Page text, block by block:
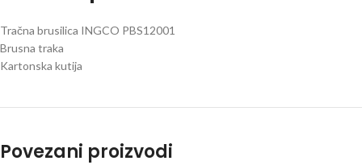
Tračna brusilica INGCO PBS12001
Brusna traka
Kartonska kutija
Povezani proizvodi